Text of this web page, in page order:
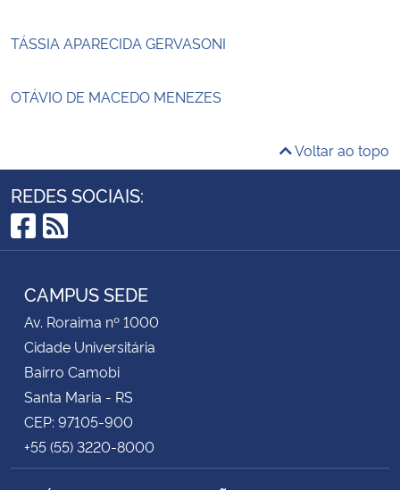
TÁSSIA APARECIDA GERVASONI
OTÁVIO DE MACEDO MENEZES
Voltar ao topo
REDES SOCIAIS:
Facebook
RSS
CAMPUS SEDE
Av. Roraima nº 1000
Cidade Universitária
Bairro Camobi
Santa Maria - RS
CEP: 97105-900
+55 (55) 3220-8000